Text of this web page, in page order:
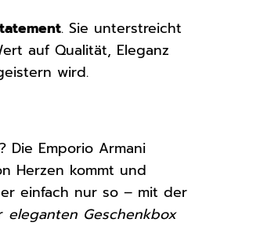
. Sie unterstreicht
auf Qualität, Eleganz
wird.
Die Emporio Armani
Herzen kommt und
einfach nur so – mit der
eleganten Geschenkbox